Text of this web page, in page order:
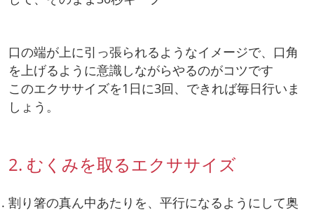
口の端が上に引っ張られるようなイメージで、口角
を上げるように意識しながらやるのがコツです
このエクササイズを1日に3回、できれば毎日行いま
しょう。
2. むくみを取るエクササイズ
割り箸の真ん中あたりを、平行になるようにして奥